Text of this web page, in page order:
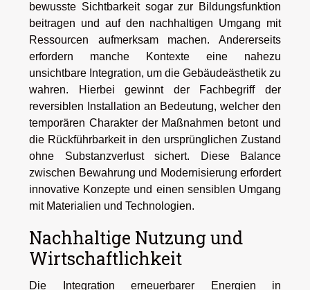
bewusste Sichtbarkeit sogar zur Bildungsfunktion
beitragen und auf den nachhaltigen Umgang mit
Ressourcen aufmerksam machen. Andererseits
erfordern manche Kontexte eine nahezu
unsichtbare Integration, um die Gebäudeästhetik zu
wahren. Hierbei gewinnt der Fachbegriff der
reversiblen Installation an Bedeutung, welcher den
temporären Charakter der Maßnahmen betont und
die Rückführbarkeit in den ursprünglichen Zustand
ohne Substanzverlust sichert. Diese Balance
zwischen Bewahrung und Modernisierung erfordert
innovative Konzepte und einen sensiblen Umgang
mit Materialien und Technologien.
Nachhaltige Nutzung und
Wirtschaftlichkeit
Die Integration erneuerbarer Energien in